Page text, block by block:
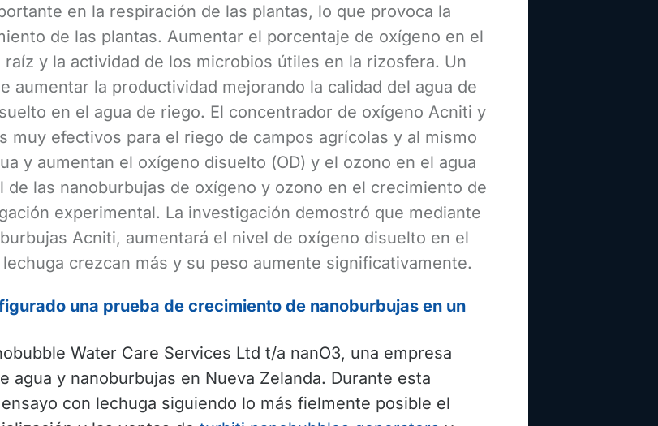
en la respiración de las plantas, lo que provoca la
de las plantas. Aumentar el porcentaje de oxígeno en el
y la actividad de los microbios útiles en la rizosfera. Un
aumentar la productividad mejorando la calidad del agua de
en el agua de riego. El concentrador de oxígeno Acniti y
muy efectivos para el riego de campos agrícolas y al mismo
y aumentan el oxígeno disuelto (OD) y el ozono en el agua
de las nanoburbujas de oxígeno y ozono en el crecimiento de
experimental. La investigación demostró que mediante
Acniti, aumentará el nivel de oxígeno disuelto en el
crezcan más y su peso aumente significativamente.
una prueba de crecimiento de nanoburbujas en un
Water Care Services Ltd t/a nanO3, una empresa
agua y nanoburbujas en Nueva Zelanda. Durante esta
con lechuga siguiendo lo más fielmente posible el